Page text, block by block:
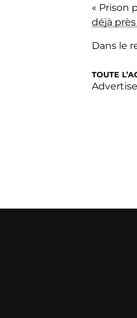
« Prison
déjà
Dans le
TOUTE